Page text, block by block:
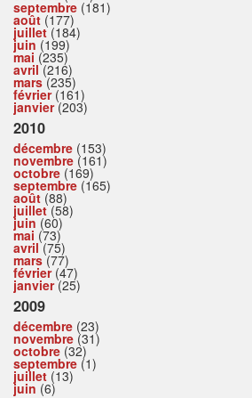
septembre (181)
août (177)
juillet(184)
juin (199)
mai (235)
avril(216)
mars(235)
février(161)
janvier(203)
2010
décembre (153)
novembre (161)
octobre (169)
septembre (165)
août (88)
juillet(58)
juin (60)
mai (73)
avril(75)
mars(77)
février(47)
janvier(25)
2009
décembre (23)
novembre (31)
octobre (32)
septembre (1)
juillet (13)
juin (6)